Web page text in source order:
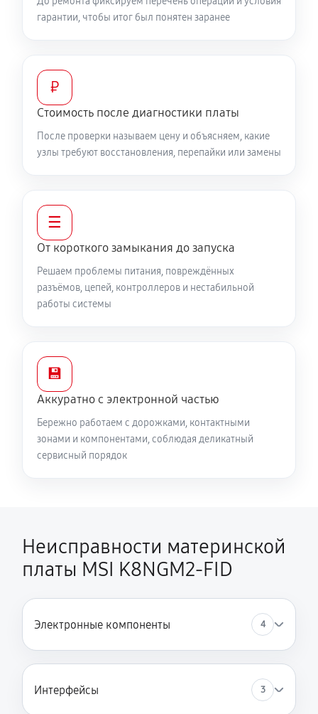
гарантии, чтобы итог был понятен заранее
₽
Стоимость после диагностики платы
После проверки называем цену и объясняем, какие
узлы требуют восстановления, перепайки или замены
☰
От короткого замыкания до запуска
Решаем проблемы питания, повреждённых
разъёмов, цепей, контроллеров и нестабильной
работы системы
💾
Аккуратно с электронной частью
Бережно работаем с дорожками, контактными
зонами и компонентами, соблюдая деликатный
сервисный порядок
Неисправности материнской
платы MSI K8NGM2-FID
Электронные компоненты 4
Интерфейсы 3